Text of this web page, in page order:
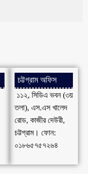
চট্টগ্রাম অফিস
১১২, সিডিএ ভবন (৩য়
তলা), এস.এস খালেদ
রোড, কাজীর দেউরী,
চট্টগ্রাম। ফোন:
০১৮৬৫৭৫৭২৬৪